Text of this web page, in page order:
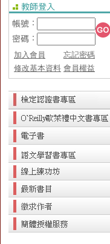
加入會員
忘記密碼
修改基本資料 會員權益